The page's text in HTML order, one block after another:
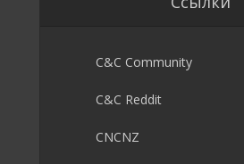
C&C Community
C&C Reddit
CNCNZ